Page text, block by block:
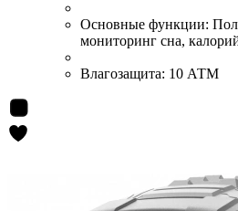
Основные функции:
мониторинг сна,
Влагозащита: 10 АТМ